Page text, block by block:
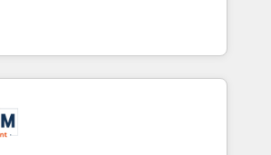
Onboarding , Data
Integration & Platform
help you
investment in HubSpot.
offering you a roadmap on
and achieving Commercial
our targeted processes, we
digital transformation and minimize
partner, we provide expertise to
Since 2015 we are fully